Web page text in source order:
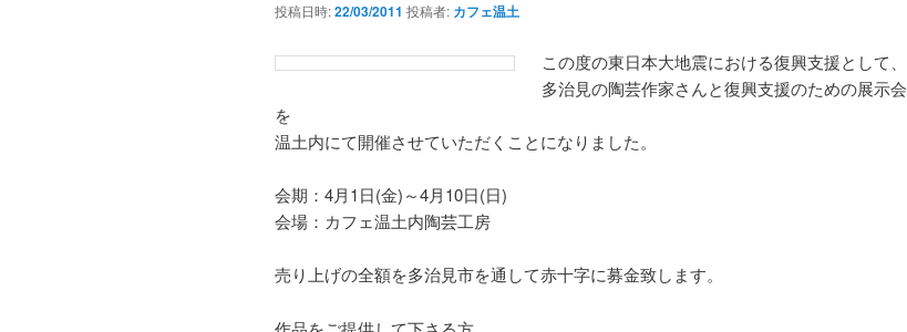
投稿日時:22/03/2011 投稿者: カフェ温土
この度の東日本大地震における復興支援として、
多治見の陶芸作家さんと復興支援のための展示会
を
温土内にて開催させていただくことになりました。
会期：4月1日(金)～4月10日(日)
会場：カフェ温土内陶芸工房
売り上げの全額を多治見市を通して赤十字に募金致します。